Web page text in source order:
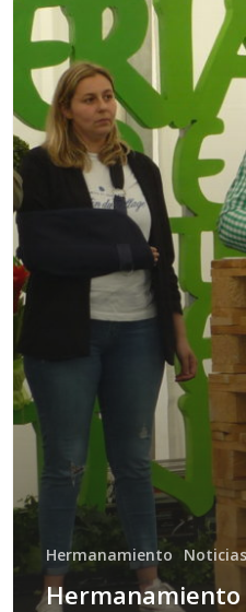
Hermanamiento Noticias
Hermanamiento